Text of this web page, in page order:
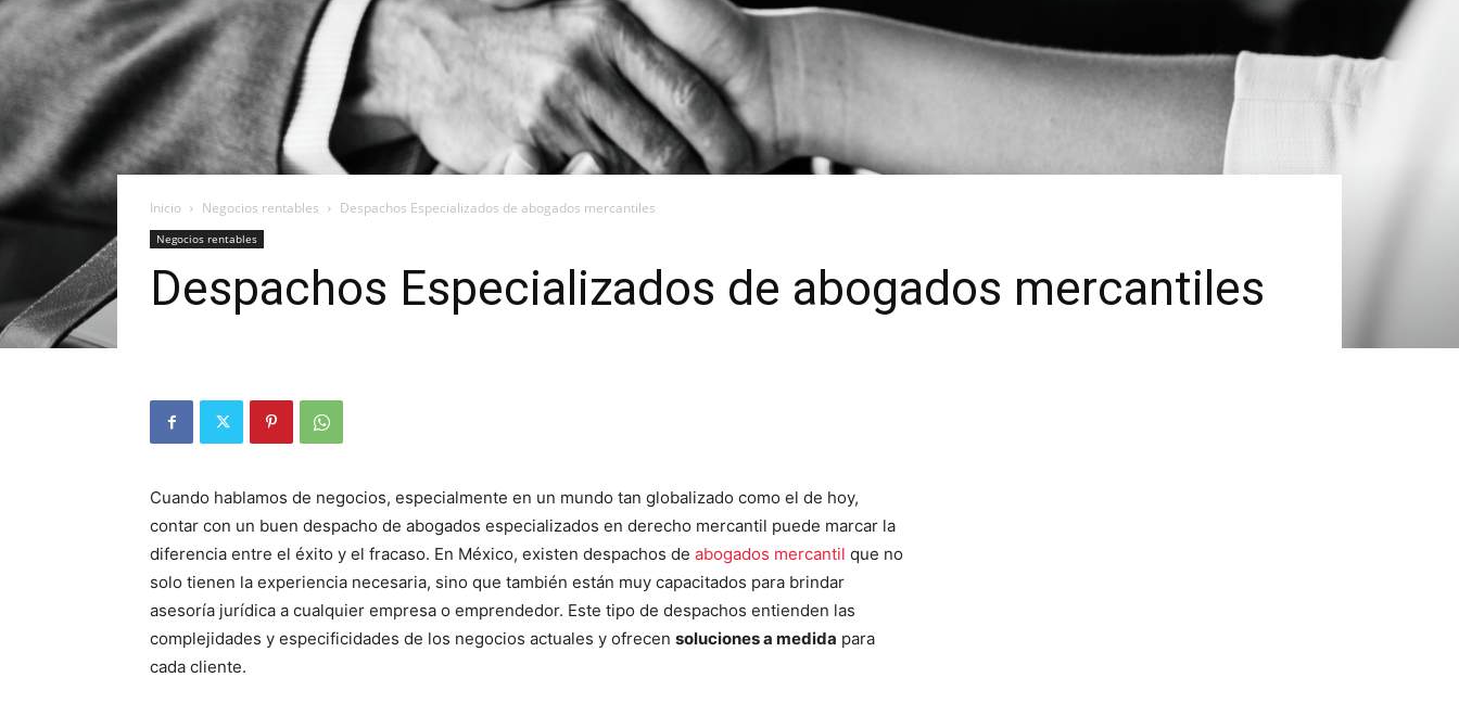
Inicio Negocios rentables Despachos Especializados de abogados mercantiles
Negocios rentables
Despachos Especializados de abogados mercantiles
Cuando hablamos de negocios, especialmente en un mundo tan globalizado como el de hoy,
contar con un buen despacho de abogados especializados en derecho mercantil puede marcar la
diferencia entre el éxito y el fracaso. En México, existen despachos de abogados mercantil que no
solo tienen la experiencia necesaria, sino que también están muy capacitados para brindar
asesoría jurídica a cualquier empresa o emprendedor. Este tipo de despachos entienden las
complejidades y especificidades de los negocios actuales y ofrecen soluciones a medida para
cada cliente.